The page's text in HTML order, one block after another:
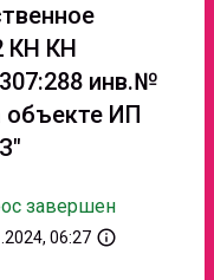
КН КН
инв.№
объекте ИП
завершен
06:27 info_outline